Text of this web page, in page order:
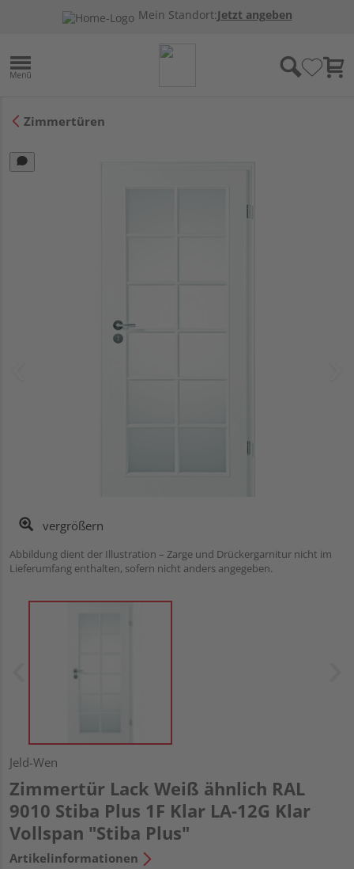
Mein Standort:Jetzt angeben
Zimmertüren
vergrößern
Abbildung dient der Illustration – Zarge und Drückergarnitur nicht im
Lieferumfang enthalten, sofern nicht anders angegeben.
Jeld-Wen
Zimmertür Lack Weiß ähnlich RAL
9010 Stiba Plus 1F Klar LA-12G Klar
Vollspan "Stiba Plus"
Artikelinformationen